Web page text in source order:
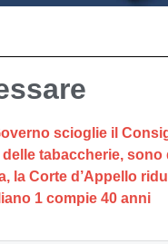
scioglie il
tabaccherie,
la Corte d’Appello
1 compie 40 anni